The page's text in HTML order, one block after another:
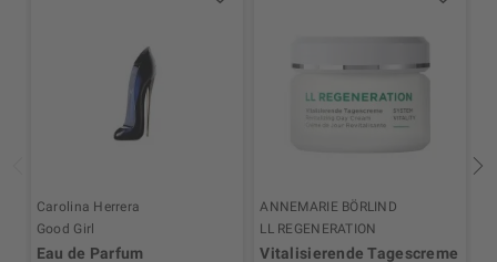
Carolina Herrera
Good Girl
Eau de Parfum
ANNEMARIE BÖRLIND
LL REGENERATION
Vitalisierende Tagescreme